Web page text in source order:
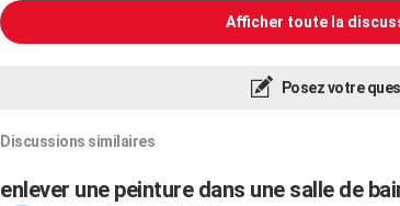
Afficher toute la
Posez votre
Discussions similaires
enlever une peinture dans une salle de